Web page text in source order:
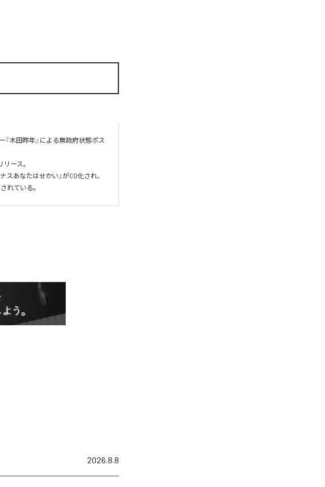
木田昨年』による無政府状態ポス
ース。
スあなたはせかい』がCD化され、
れている。
2026.8.8